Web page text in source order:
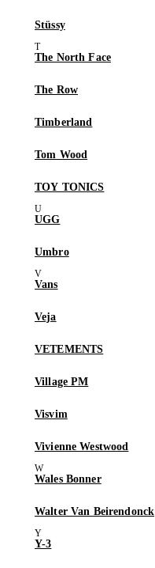
Stüssy
The North Face
The Row
Timberland
Tom Wood
TOY TONICS
UGG
Umbro
Vans
Veja
VETEMENTS
Village PM
Visvim
Vivienne Westwood
Wales Bonner
Walter Van Beirendonck
Y-3